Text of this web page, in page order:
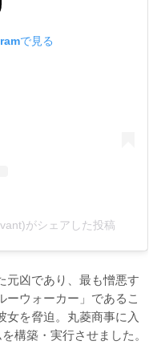
で見る
がシェアした投稿
元凶であり、最も憎悪す
ウォーカー」であるこ
女を脅迫。丸菱商事に入
構築・実行させました。